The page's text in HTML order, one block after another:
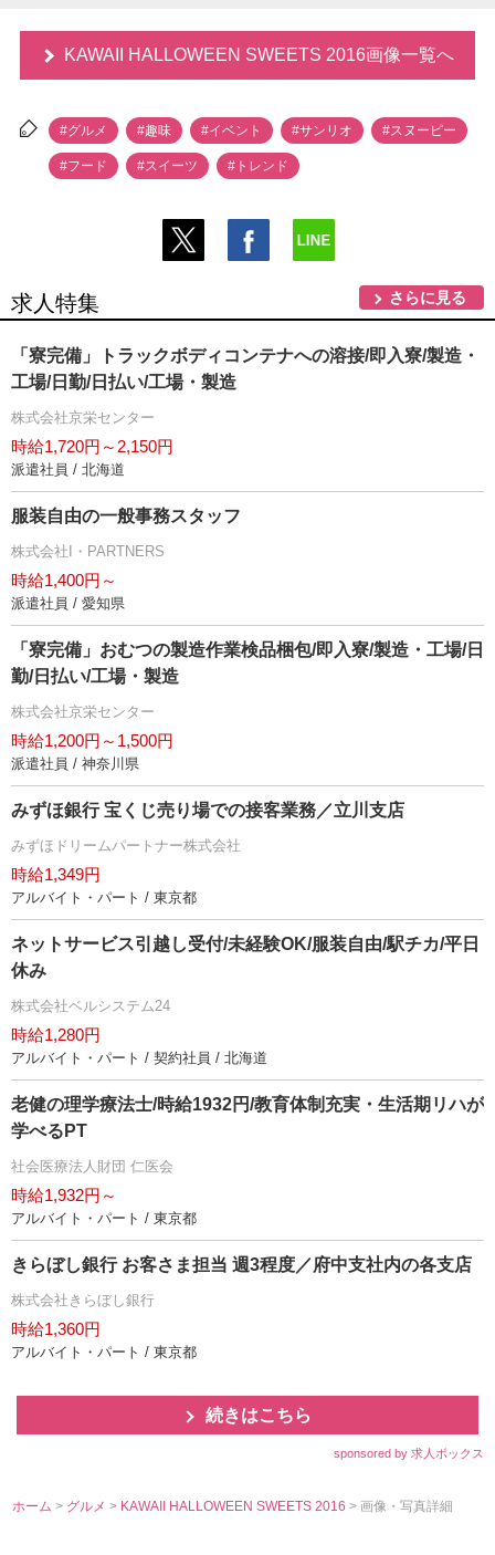
KAWAII HALLOWEEN SWEETS 2016画像一覧へ
#グルメ #趣味 #イベント #サンリオ #スヌーピー
#フード #スイーツ #トレンド
求人特集 さらに見る
「寮完備」トラックボディコンテナへの溶接/即入寮/製造・
工場/日勤/日払い/工場・製造
株式会社京栄センター
時給1,720円～2,150円
派遣社員 / 北海道
服装自由の一般事務スタッフ
株式会社I・PARTNERS
時給1,400円～
派遣社員 / 愛知県
「寮完備」おむつの製造作業検品梱包/即入寮/製造・工場/日
勤/日払い/工場・製造
株式会社京栄センター
時給1,200円～1,500円
派遣社員 / 神奈川県
みずほ銀行 宝くじ売り場での接客業務／立川支店
みずほドリームパートナー株式会社
時給1,349円
アルバイト・パート / 東京都
ネットサービス引越し受付/未経験OK/服装自由/駅チカ/平日
休み
株式会社ベルシステム24
時給1,280円
アルバイト・パート / 契約社員 / 北海道
老健の理学療法士/時給1932円/教育体制充実・生活期リハが
学べるPT
社会医療法人財団 仁医会
時給1,932円～
アルバイト・パート / 東京都
きらぼし銀行 お客さま担当 週3程度／府中支社内の各支店
株式会社きらぼし銀行
時給1,360円
アルバイト・パート / 東京都
続きはこちら
sponsored by 求人ボックス
ホーム > グルメ> KAWAII HALLOWEEN SWEETS 2016> 画像・写真詳細